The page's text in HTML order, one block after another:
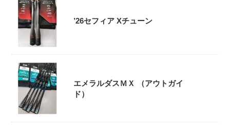
’26セフィア Xチューン
エメラルダスＭＸ （アウトガイ
ド）